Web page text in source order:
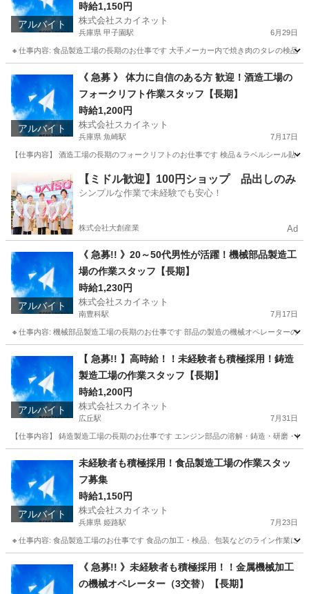
アルバイト
時給1,150円
株式会社スカイネット
兵庫県 甲子園駅 6月29日
🔸仕事内容: 食品製造工場の長期のお仕事です 大手メーカー内で焼き肉のタレの検品
甲子園駅 工場 製造工場
アルバイト
《 急募 》 体力に自信のある方 歓迎！酒造工場の
フォークリフト作業スタッフ【長期】
時給1,200円
株式会社スカイネット
兵庫県 魚崎駅 7月17日
【仕事内容】 酒造工場の長期のフォークリフトのお仕事です 検品＆ラベルシール貼
神戸市 魚崎駅 工場 スタッフ
【ミドル歓迎】100円ショップ 品出しのみ
シンプルな作業で未経験でも安心！
株式会社大創産業 Ad
アルバイト
《 急募!! 》20～50代男性が活躍！機械部品製造工
場の作業スタッフ【長期】
時給1,230円
株式会社スカイネット
南豊科駅 7月17日
🔸仕事内容: 機械部品製造工場の長期のお仕事です 部品の製造の機械オペレーターの
南豊科駅 工場 製造工場
アルバイト
【 急募!! 】高時給！！未経験者も積極採用！鋳造
製造工場の作業スタッフ【長期】
時給1,200円
株式会社スカイネット
広丘駅 7月31日
【仕事内容】 鋳造製造工場の長期のお仕事です エンジン部品の溶解・鋳造・研磨・
広丘駅 工場 製造工場
アルバイト
未経験者も積極採用！食品製造工場の作業スタッ
フ募集
時給1,150円
株式会社スカイネット
兵庫県 姫路駅 7月23日
🔸仕事内容: 食品製造工場のお仕事です 食品の加工・検品、包装などのライン作業に
姫路駅 工場 製造工場
《 急募!! 》未経験者も積極採用！！金属機械加工
の機械オペレーター（3交替）【長期】